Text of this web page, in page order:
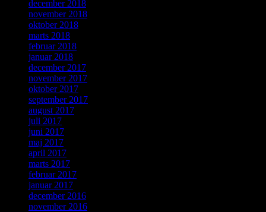
december 2018
november 2018
oktober 2018
marts 2018
februar 2018
januar 2018
december 2017
november 2017
oktober 2017
september 2017
august 2017
juli 2017
juni 2017
maj 2017
april 2017
marts 2017
februar 2017
januar 2017
december 2016
november 2016